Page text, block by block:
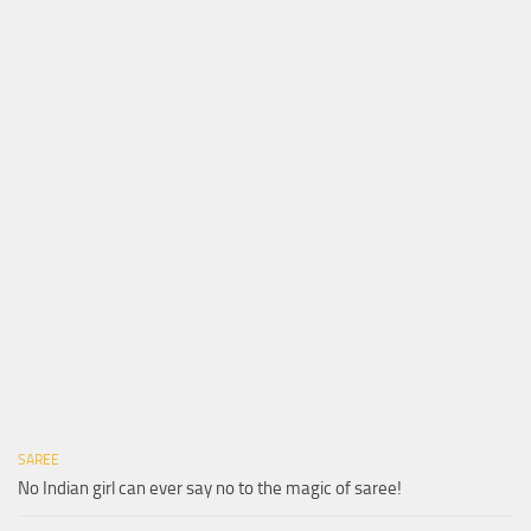
SAREE
No Indian girl can ever say no to the magic of saree!